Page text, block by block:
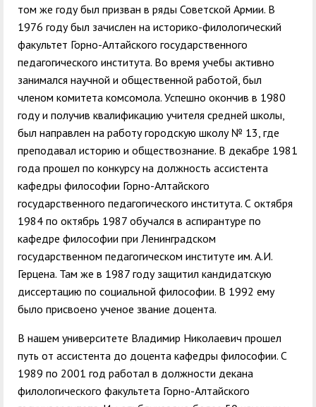
том же году был призван в ряды Советской Армии. В
1976 году был зачислен на историко-филологический
факультет Горно-Алтайского государственного
педагогического института. Во время учебы активно
занимался научной и общественной работой, был
членом комитета комсомола. Успешно окончив в 1980
году и получив квалификацию учителя средней школы,
был направлен на работу городскую школу № 13, где
преподавал историю и обществознание. В декабре 1981
года прошел по конкурсу на должность ассистента
кафедры философии Горно-Алтайского
государственного педагогического института. С октября
1984 по октябрь 1987 обучался в аспирантуре по
кафедре философии при Ленинградском
государственном педагогическом институте им. А.И.
Герцена. Там же в 1987 году защитил кандидатскую
диссертацию по социальной философии. В 1992 ему
было присвоено ученое звание доцента.
В нашем университете Владимир Николаевич прошел
путь от ассистента до доцента кафедры философии. С
1989 по 2001 год работал в должности декана
филологического факультета Горно-Алтайского